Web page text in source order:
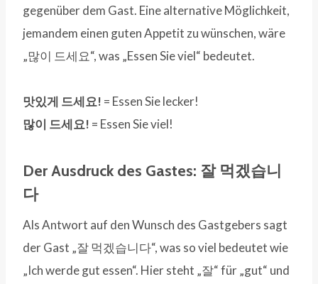
gegenüber dem Gast. Eine alternative Möglichkeit,
jemandem einen guten Appetit zu wünschen, wäre
„많이 드세요“, was „Essen Sie viel“ bedeutet.
맛있게 드세요! = Essen Sie lecker!
많이 드세요! = Essen Sie viel!
Der Ausdruck des Gastes: 잘 먹겠습니
다
Als Antwort auf den Wunsch des Gastgebers sagt
der Gast „잘 먹겠습니다“, was so viel bedeutet wie
„Ich werde gut essen“. Hier steht „잘“ für „gut“ und